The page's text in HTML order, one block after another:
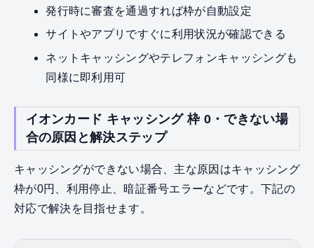
発行時に審査を通過すれば枠が自動設定
サイトやアプリですぐに利用状況が確認できる
ネットキャッシングやテレフォンキャッシングも
同様に即利用可
イオンカード キャッシング 枠 0・できない場
合の原因と解決ステップ
キャッシングができない場合、主な原因はキャッシング
枠が0円、利用停止、暗証番号エラーなどです。下記の
対応で解決を目指せます。